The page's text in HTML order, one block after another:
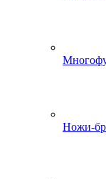
Ножи-